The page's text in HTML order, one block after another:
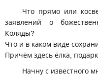
Что прямо или
заявлений о
Коляды?
Что и в каком виде
Причём здесь ёлка,
Начну с известного